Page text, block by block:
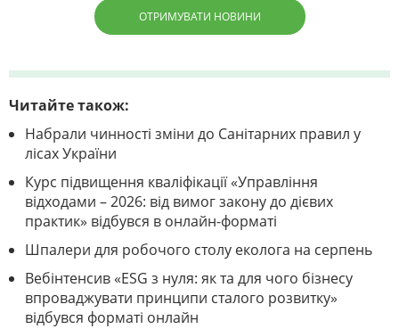
ОТРИМУВАТИ НОВИНИ
Читайте також:
Набрали чинності зміни до Санітарних правил у
лісах України
Курс підвищення кваліфікації «Управління
відходами – 2026: від вимог закону до дієвих
практик» відбувся в онлайн-форматі
Шпалери для робочого столу еколога на серпень
Вебінтенсив «ESG з нуля: як та для чого бізнесу
впроваджувати принципи сталого розвитку»
відбувся форматі онлайн